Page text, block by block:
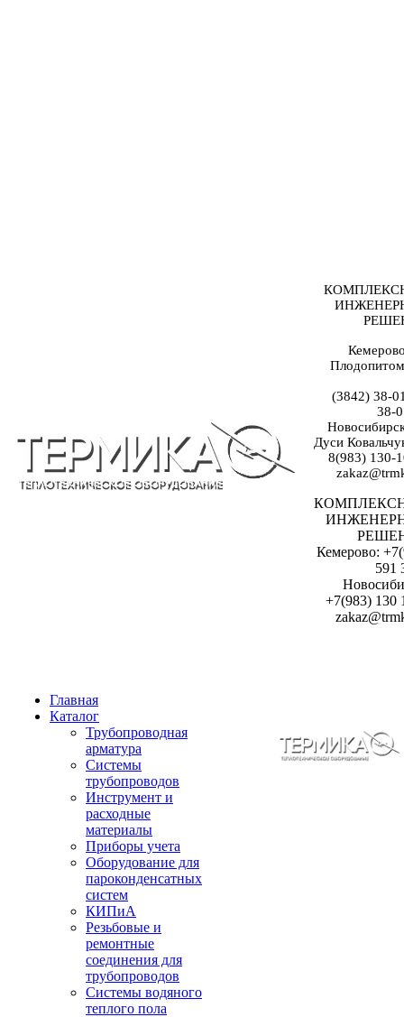
(3842) 38-
38-
Дуси
8(983) 130-
Кемерово:
591
+7(983) 130
Главная
Каталог
Трубопроводная
арматура
Системы
трубопроводов
Инструмент и
расходные
материалы
Приборы учета
Оборудование для
пароконденсатных
систем
КИПиА
Резьбовые и
ремонтные
соединения для
трубопроводов
Системы водяного
теплого пола